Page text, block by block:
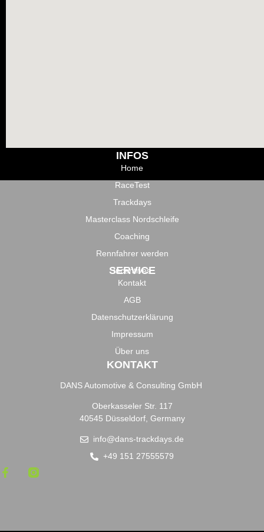
INFOS
Home
RaceTest
Trackdays
Masterclass Nordschleife
Coaching
Rennfahrer werden
Incentives
SERVICE
Kontakt
AGB
Datenschutzerklärung
Impressum
Über uns
KONTAKT
DANS Automotive & Consulting GmbH
Oberkasseler Str. 117
40545 Düsseldorf, Germany
info@dans-trackdays.de
+49 151 27555579